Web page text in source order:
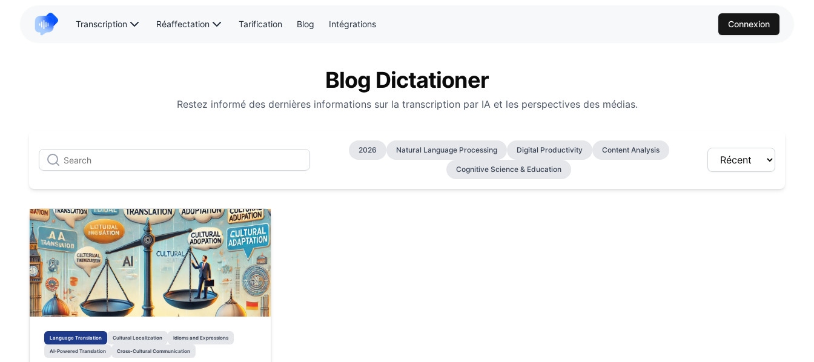
Transcription Réaffectation Tarification Blog Intégrations Connexion
Blog Dictationer
Restez informé des dernières informations sur la transcription par IA et les perspectives des médias.
2026 Natural Language Processing Digital Productivity Content Analysis
Cognitive Science & Education
Language Translation Cultural Localization Idioms and Expressions
AI-Powered Translation Cross-Cultural Communication